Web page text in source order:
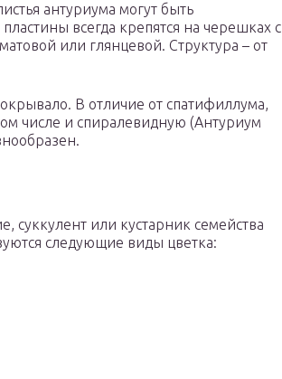
антуриума могут быть
всегда крепятся на черешках с
или глянцевой. Структура – от
В отличие от спатифиллума,
числе и спиралевидную (Антуриум
суккулент или кустарник семейства
следующие виды цветка: